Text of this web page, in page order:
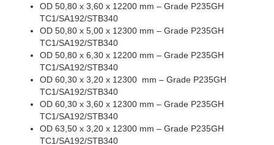
OD 50,80 x 3,60 x 12200 mm – Grade P235GH
TC1/SA192/STB340
OD 50,80 x 5,00 x 12300 mm – Grade P235GH
TC1/SA192/STB340
OD 50,80 x 6,30 x 12200 mm – Grade P235GH
TC1/SA192/STB340
OD 60,30 x 3,20 x 12300 mm – Grade P235GH
TC1/SA192/STB340
OD 60,30 x 3,60 x 12300 mm – Grade P235GH
TC1/SA192/STB340
OD 63,50 x 3,20 x 12300 mm – Grade P235GH
TC1/SA192/STB340